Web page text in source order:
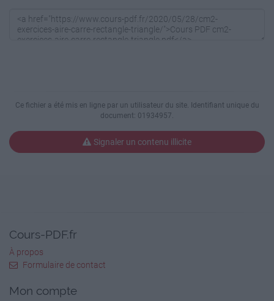
Calcule l’aire de ces figures. Utilise les
formules.
A= ( 4 x 4 ) : 2
A = 21,16 cm²
A = 37,72 cm²
Ce fichier a été mis en ligne par un utilisateur du site. Identifiant unique du
document: 01934957.
Signaler un contenu illicite
Cours-PDF.fr
À propos
Formulaire de contact
Mon compte